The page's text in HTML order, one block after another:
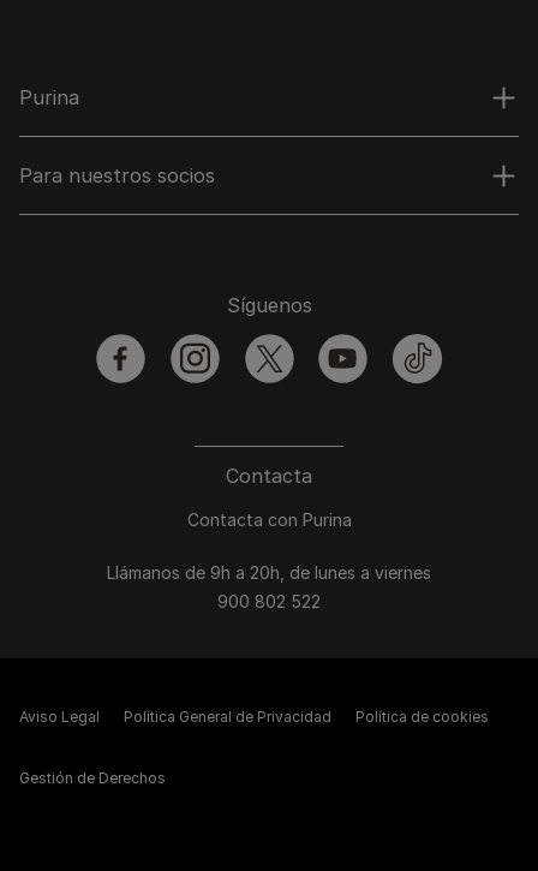
Purina
Para nuestros socios
Contacta
Contacta con Purina
Llámanos de 9h a 20h, de lunes a viernes
900 802 522
Síguenos
facebookinstagramtwitter youtubetiktok
Aviso Legal Política General de Privacidad Política de cookies
Gestión de Derechos